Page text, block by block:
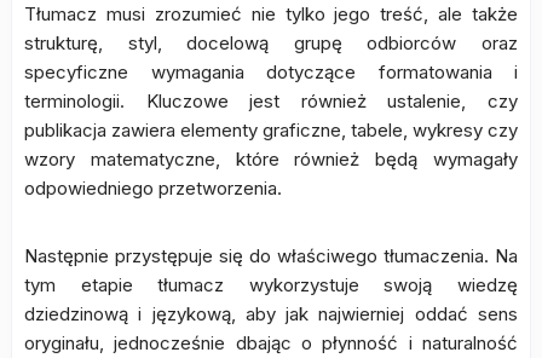
Tłumacz musi zrozumieć nie tylko jego treść, ale także
strukturę, styl, docelową grupę odbiorców oraz
specyficzne wymagania dotyczące formatowania i
terminologii. Kluczowe jest również ustalenie, czy
publikacja zawiera elementy graficzne, tabele, wykresy czy
wzory matematyczne, które również będą wymagały
odpowiedniego przetworzenia.
Następnie przystępuje się do właściwego tłumaczenia. Na
tym etapie tłumacz wykorzystuje swoją wiedzę
dziedzinową i językową, aby jak najwierniej oddać sens
oryginału, jednocześnie dbając o płynność i naturalność